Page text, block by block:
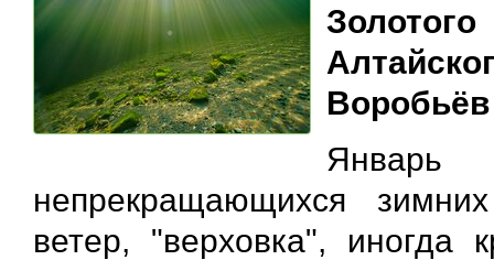
Воробьёв
непрекращающихся
ветер, "верховка", иногда